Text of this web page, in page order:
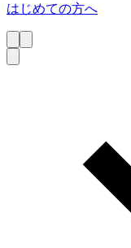
はじめての方へ